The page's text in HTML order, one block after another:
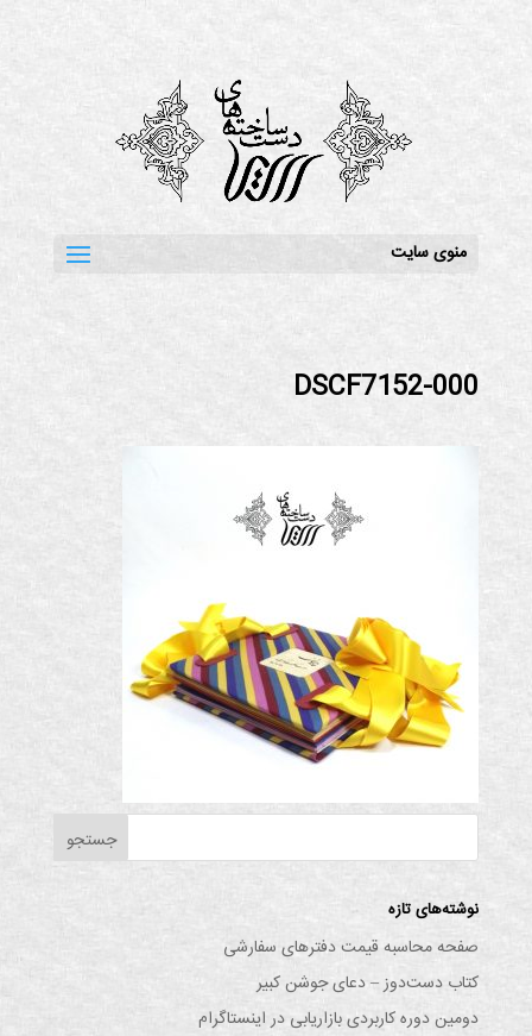
منوی سایت
DSCF7152-000
نوشته‌های تازه
صفحه محاسبه قیمت دفترهای سفارشی
کتاب دست‌دوز – دعای جوشن کبیر
دومین دوره کاربردی بازاریابی در اینستاگرام